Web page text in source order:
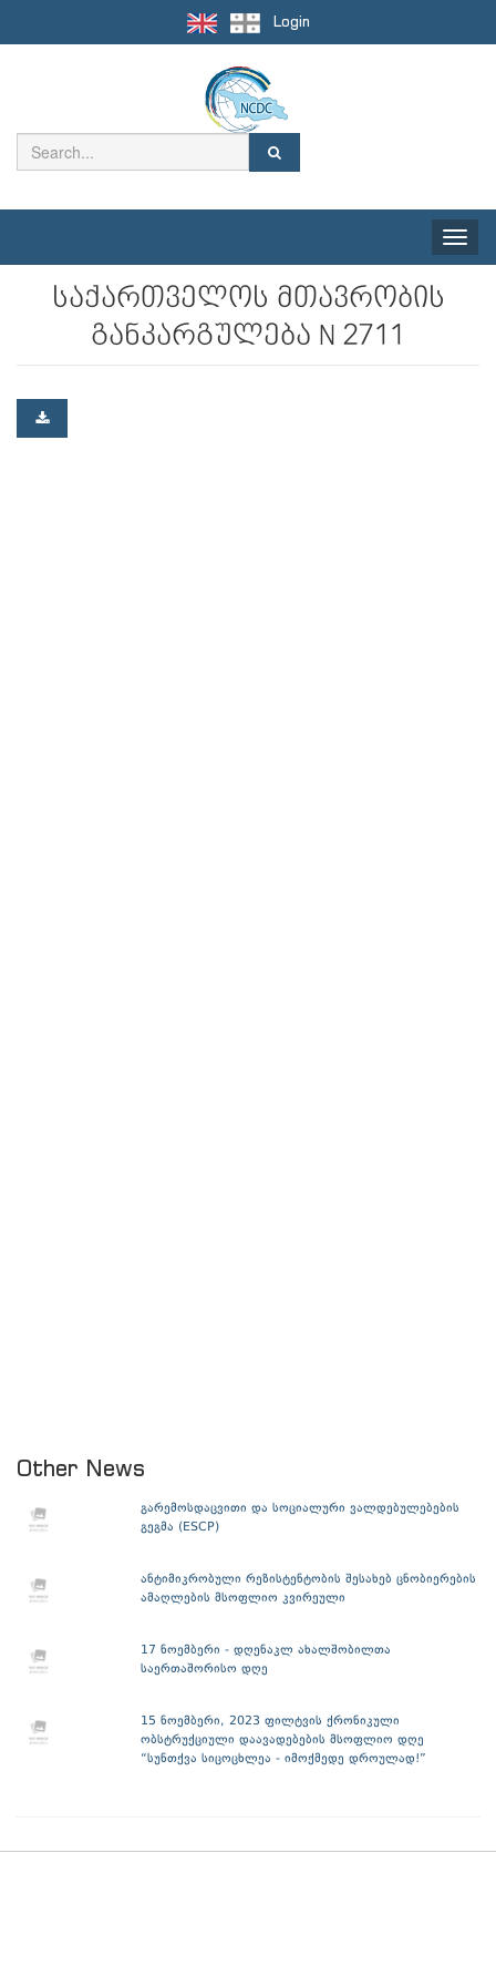
Login
Toggle
საქართველოს მთავრობის
განკარგულება N 2711
Other News
გარემოსდაცვითი და სოციალური ვალდებულებების
გეგმა (ESCP)
ანტიმიკრობული რეზისტენტობის შესახებ ცნობიერების
ამაღლების მსოფლიო კვირეული
17 ნოემბერი - დღენაკლ ახალშობილთა
საერთაშორისო დღე
15 ნოემბერი, 2023 ფილტვის ქრონიკული
ობსტრუქციული დაავადებების მსოფლიო დღე
“სუნთქვა სიცოცხლეა - იმოქმედე დროულად!”